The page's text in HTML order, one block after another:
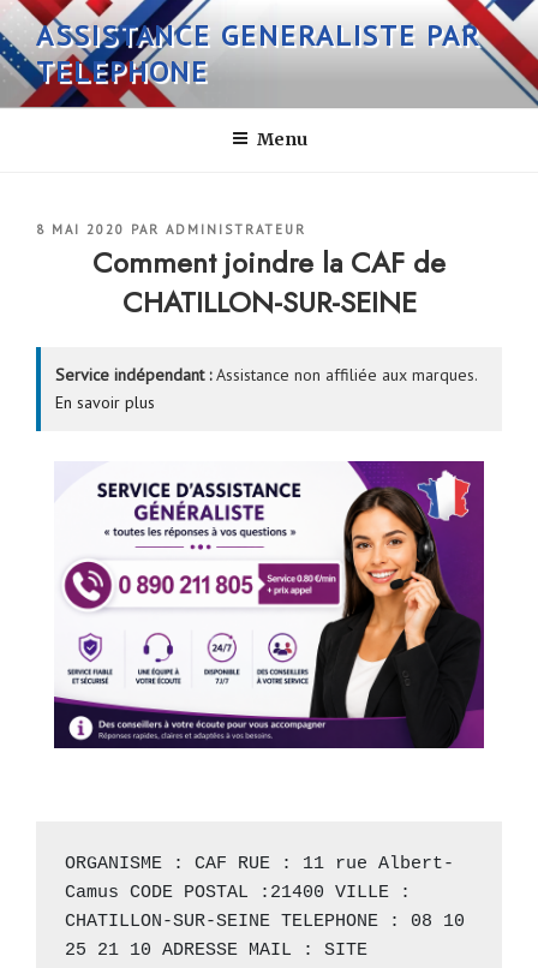
Aller
au
contenu
principal
ASSISTANCE GENERALISTE PAR
TELEPHONE
Menu
PUBLIÉ
8 MAI 2020 PAR ADMINISTRATEUR
Comment joindre la CAF de
CHATILLON-SUR-SEINE
Service indépendant :Assistance non affiliée aux marques.
En savoir plus
ORGANISME : CAF RUE : 11 rue Albert-
Camus CODE POSTAL :21400 VILLE :
CHATILLON-SUR-SEINE TELEPHONE : 08 10
25 21 10 ADRESSE MAIL : SITE